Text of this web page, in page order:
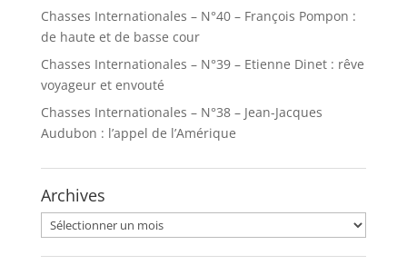
Chasses Internationales – N°40 – François Pompon :
de haute et de basse cour
Chasses Internationales – N°39 – Etienne Dinet : rêve
voyageur et envouté
Chasses Internationales – N°38 – Jean-Jacques
Audubon : l’appel de l’Amérique
Archives
Archives